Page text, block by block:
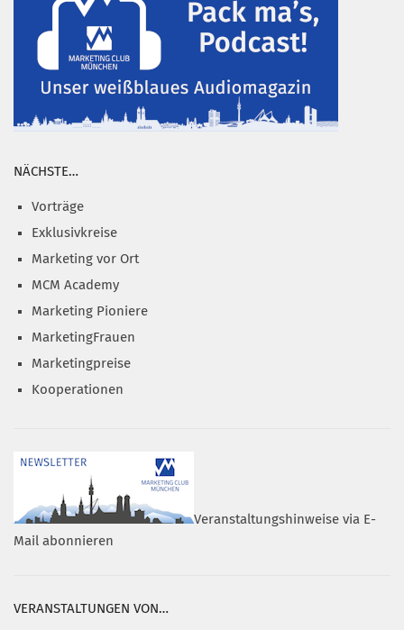
NÄCHSTE…
Vorträge
Exklusivkreise
Marketing vor Ort
MCM Academy
Marketing Pioniere
MarketingFrauen
Marketingpreise
Kooperationen
Veranstaltungshinweise via E-
Mail abonnieren
VERANSTALTUNGEN VON…